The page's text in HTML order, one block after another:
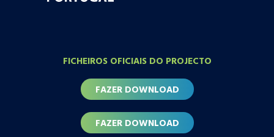
FICHEIROS OFICIAIS DO PROJECTO
FAZER DOWNLOAD
FAZER DOWNLOAD